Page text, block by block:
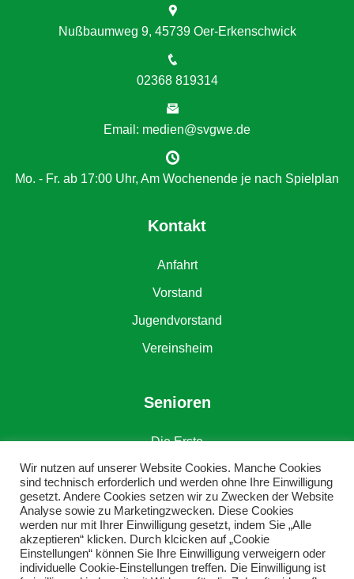
Nußbaumweg 9, 45739 Oer-Erkenschwick
02368 819314
Email: medien@svgwe.de
Mo. - Fr. ab 17:00 Uhr, Am Wochenende je nach Spielplan
Kontakt
Anfahrt
Vorstand
Jugendvorstand
Vereinsheim
Senioren
Die Erste
Die Zweite
Alte Herren
Wir nutzen auf unserer Website Cookies. Manche Cookies
sind technisch erforderlich und werden ohne Ihre Einwilligung
gesetzt. Andere Cookies setzen wir zu Zwecken der Website
Analyse sowie zu Marketingzwecken. Diese Cookies
werden nur mit Ihrer Einwilligung gesetzt, indem Sie „Alle
akzeptieren“ klicken. Durch klcicken auf „Cookie
Einstellungen“ können Sie Ihre Einwilligung verweigern oder
individuelle Cookie-Einstellungen treffen. Die Einwilligung ist